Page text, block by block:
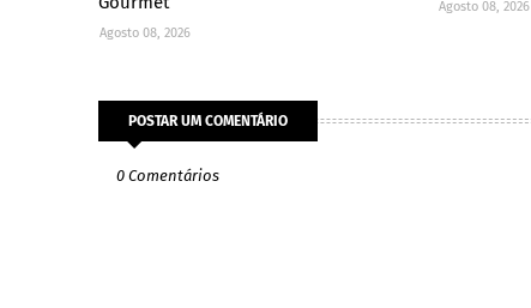
Agosto 08, 2026
Agosto 08, 2026
POSTAR UM COMENTÁRIO
0 Comentários